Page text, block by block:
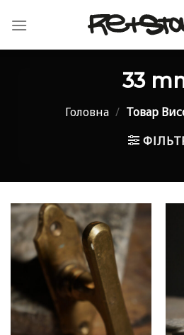
33
Головна / Товар